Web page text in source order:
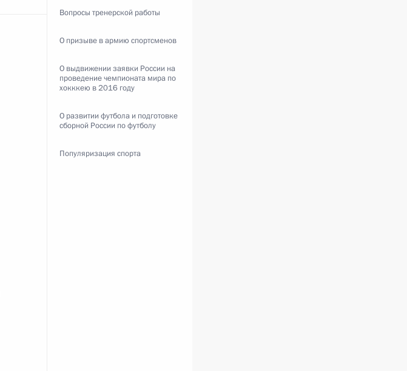
Вопросы тренерской работы
О призыве в армию спортсменов
О выдвижении заявки России на
проведение чемпионата мира по
хокккею в 2016 году
О развитии футбола и подготовке
сборной России по футболу
Популяризация спорта